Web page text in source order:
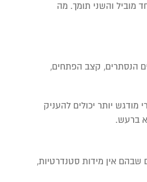
מוביל והשני תומך. מה
הנסתרים, קצב הפתחים,
יותר יכולים להעניק
ברעש.
שבהם אין מידות סטנדרטיות,